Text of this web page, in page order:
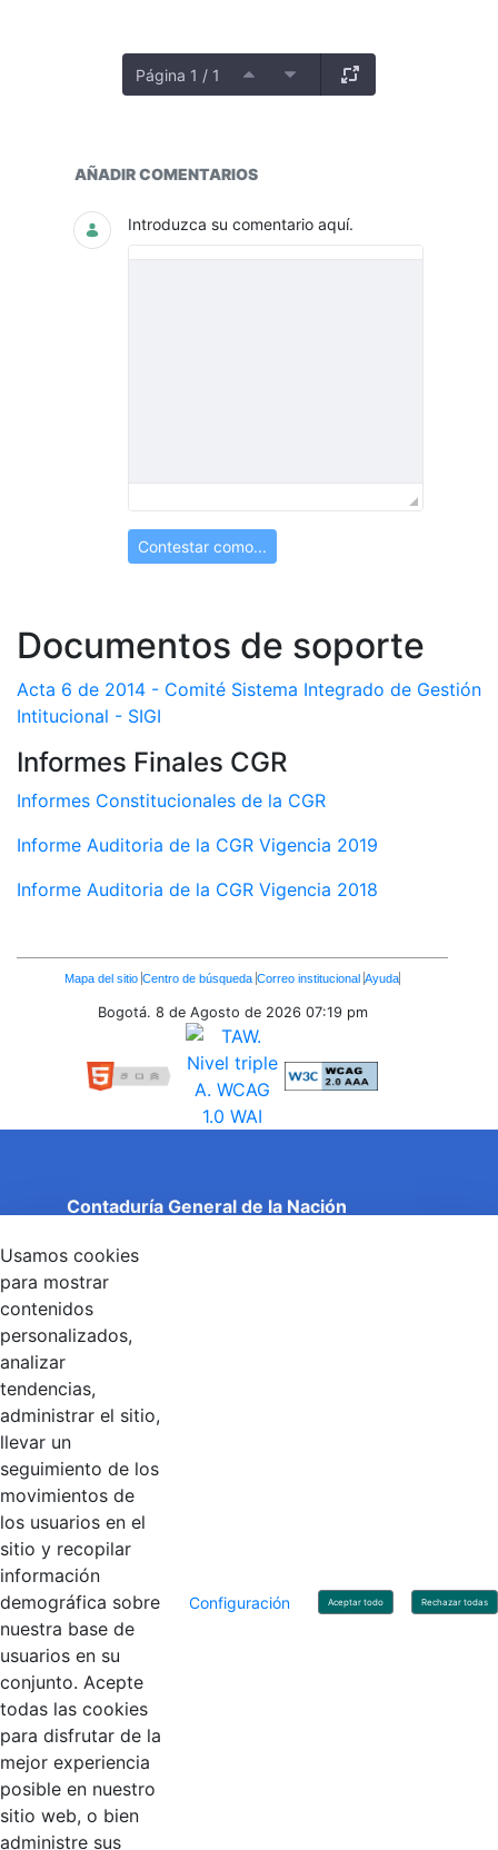
Página 1 / 1
Seguimiento y Avances
AÑADIR COMENTARIOS
Introduzca su comentario aquí.
Contestar como...
Documentos de soporte
Acta 6 de 2014 - Comité Sistema Integrado de Gestión
Intitucional - SIGI
Informes Finales CGR
Informes Constitucionales de la CGR
Informe Auditoria de la CGR Vigencia 2019
Informe Auditoria de la CGR Vigencia 2018
Enlaces
Inferiores
Mapa del sitio Centro de búsqueda Correo institucional Ayuda
Bogotá. 8 de Agosto de 2026 07:19 pm
Contaduría General de la Nación
Entidad adscrita al Ministerio de Hacienda y Crédito
Público
Torre 1 (Aire) - Piso 15, Bogotá D.C., Colombia
Código Postal: 111071
Linkedin
Contacto
Línea de servicio al ciudadano: +57(601) 492 64 00
Correo Institucional:
Correo de notificaciones judiciales:
notificacionjudicial@contaduria.gov.co
Correo de Asuntos disciplinarios:
asuntosdisciplinarios@contaduria.gov.co
Línea Anticorrupción: +57(601) 492 64 00 Ext. 4
Política de privacidad y protección de datos personales
Política de derechos de autor
Términos y condiciones de uso
© Copyright 2026 - Todos los derechos reservados
Gobierno de Colombia
Usamos cookies
para mostrar
contenidos
personalizados,
analizar
tendencias,
administrar el sitio,
llevar un
seguimiento de los
movimientos de
los usuarios en el
sitio y recopilar
información
demográfica sobre
nuestra base de
usuarios en su
conjunto. Acepte
todas las cookies
para disfrutar de la
mejor experiencia
posible en nuestro
sitio web, o bien
administre sus
Configuración Aceptar todo Rechazar todas